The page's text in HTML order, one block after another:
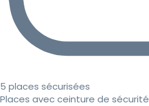
5 places sécurisées
Places avec ceinture de sécurité